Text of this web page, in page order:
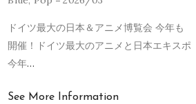
ドイツ最大の日本＆アニメ博覧会 今年も
開催！ドイツ最大のアニメと日本エキスポ
今年…
See More Information